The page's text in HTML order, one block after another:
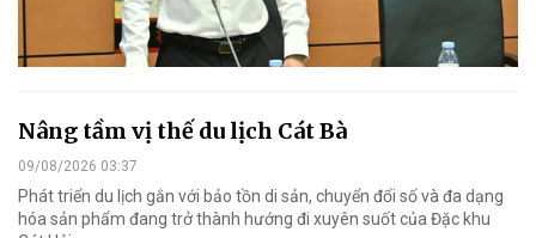
Nâng tầm vị thế du lịch Cát Bà
09/08/2026 03:37
Phát triển du lịch gắn với bảo tồn di sản, chuyển đổi số và đa dạng
hóa sản phẩm đang trở thành hướng đi xuyên suốt của Đặc khu